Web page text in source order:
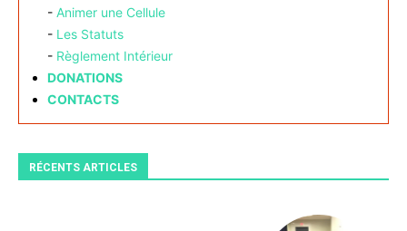
- Animer une Cellule
- Les Statuts
- Règlement Intérieur
DONATIONS
CONTACTS
RÉCENTS ARTICLES